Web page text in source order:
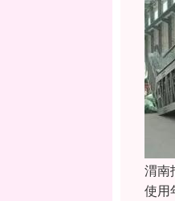
渭南
使用